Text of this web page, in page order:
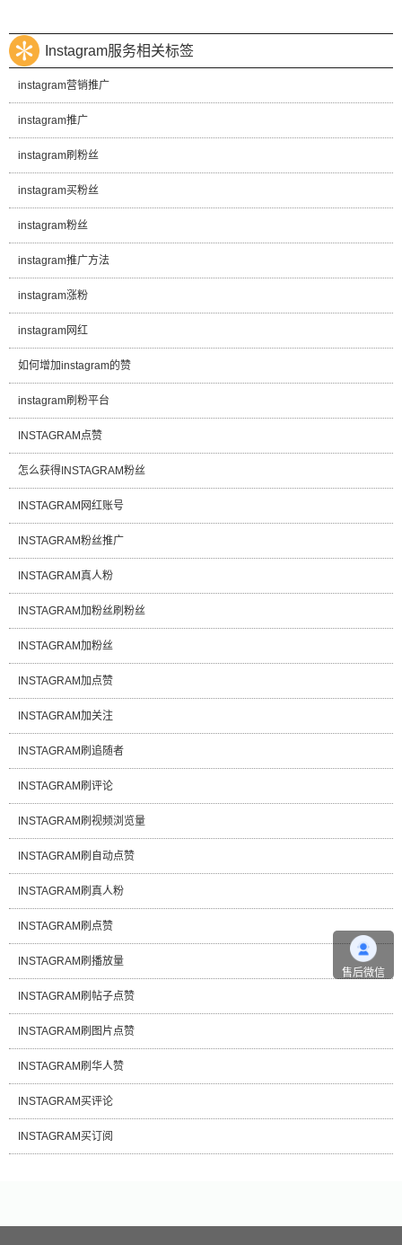
Instagram服务相关标签
instagram营销推广
instagram推广
instagram刷粉丝
instagram买粉丝
instagram粉丝
instagram推广方法
instagram涨粉
instagram网红
如何增加instagram的赞
instagram刷粉平台
INSTAGRAM点赞
怎么获得INSTAGRAM粉丝
INSTAGRAM网红账号
INSTAGRAM粉丝推广
INSTAGRAM真人粉
INSTAGRAM加粉丝刷粉丝
INSTAGRAM加粉丝
INSTAGRAM加点赞
INSTAGRAM加关注
INSTAGRAM刷追随者
INSTAGRAM刷评论
INSTAGRAM刷视频浏览量
INSTAGRAM刷自动点赞
INSTAGRAM刷真人粉
INSTAGRAM刷点赞
INSTAGRAM刷播放量
INSTAGRAM刷帖子点赞
INSTAGRAM刷图片点赞
INSTAGRAM刷华人赞
INSTAGRAM买评论
INSTAGRAM买订阅
售后微信